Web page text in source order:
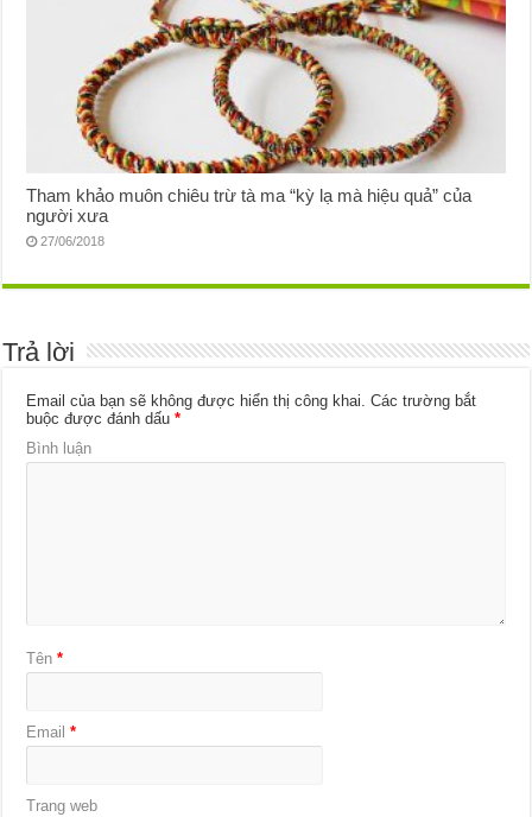
Tham khảo muôn chiêu trừ tà ma “kỳ lạ mà hiệu quả” của
người xưa
27/06/2018
Trả lời
Email của bạn sẽ không được hiển thị công khai. Các trường bắt
buộc được đánh dấu*
Bình luận
Tên*
Email*
Trang web